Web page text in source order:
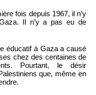
fois depuis 1967, il n’y
Il n’y a pas eu de
éducatif à Gaza a causé
chez des centaines de
Pourtant, le désir
que, même en